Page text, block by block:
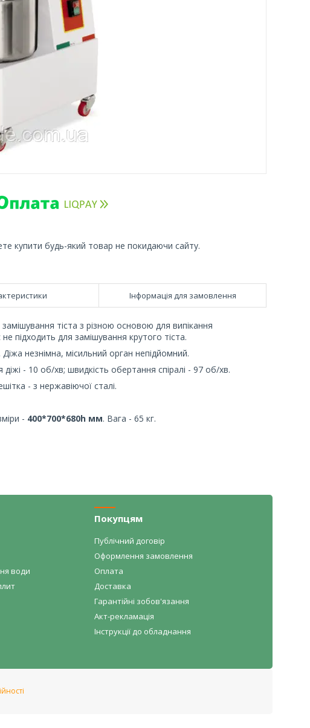
купити будь-який товар не покидаючи сайту.
Інформація для замовлення
тіста з різною основою для випікання
підходить для замішування крутого тіста.
. Діжа незнімна, місильний орган непідйомний.
- 10 об/хв; швидкість обертання спіралі - 97 об/хв.
- з нержавіючої сталі.
- 400*700*680h мм. Вага - 65 кг.
води
Покупцям
Публічний договір
Оформлення замовлення
Оплата
Доставка
Гарантійні зобов'язання
Акт-рекламація
Інструкції до обладнання